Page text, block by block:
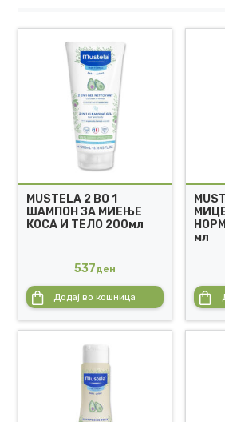
MUSTELA 2 ВО 1
ШАМПОН ЗА МИЕЊЕ
КОСА И ТЕЛО 200мл
537ден
Додај во кошница
мл